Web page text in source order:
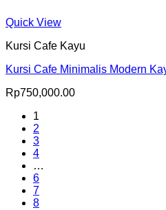
Quick View
Kursi Cafe Kayu
Kursi Cafe Minimalis Modern
Rp750,000.00
1
2
3
4
…
6
7
8